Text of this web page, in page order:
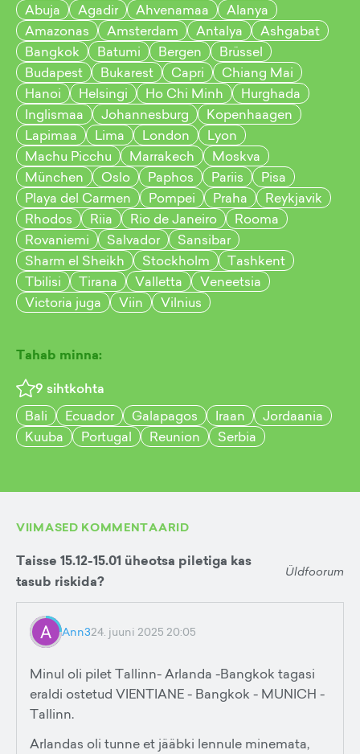
Abuja
Agadir Ahvenamaa
Alanya
Amazonas
Amsterdam Antalya
Ashgabat
Bangkok
Batumi Bergen
Brüssel
Budapest
Bukarest Capri
Chiang Mai
Hanoi
Helsingi Ho Chi Minh
Hurghada
Inglismaa
Johannesburg
Kopenhaagen
Lapimaa
Lima London
Lyon
Machu Picchu
Marrakech
Moskva
München
Oslo Paphos Pariis
Pisa
Playa del Carmen
Pompei Praha
Reykjavik
Rhodos
Riia Rio de Janeiro
Rooma
Rovaniemi
Salvador
Sansibar
Sharm el Sheikh
Stockholm
Tashkent
Tbilisi
Tirana Valletta
Veneetsia
Victoria juga
Viin Vilnius
Tahab minna:
9 sihtkohta
Bali
Ecuador Galapagos Iraan
Jordaania
Kuuba
Portugal Reunion Serbia
VIIMASED KOMMENTAARID
Taisse 15.12-15.01 üheotsa piletiga kas
tasub riskida?
Üldfoorum
Ann324. juuni 2025 20:05
Minul oli pilet Tallinn- Arlanda -Bangkok tagasi
eraldi ostetud VIENTIANE - Bangkok - MUNICH -
Tallinn.
Arlandas oli tunne et jääbki lennule minemata,